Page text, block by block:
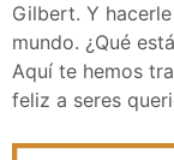
Gilbert. Y
mundo. ¿Qué
Aquí te hemos
feliz a seres